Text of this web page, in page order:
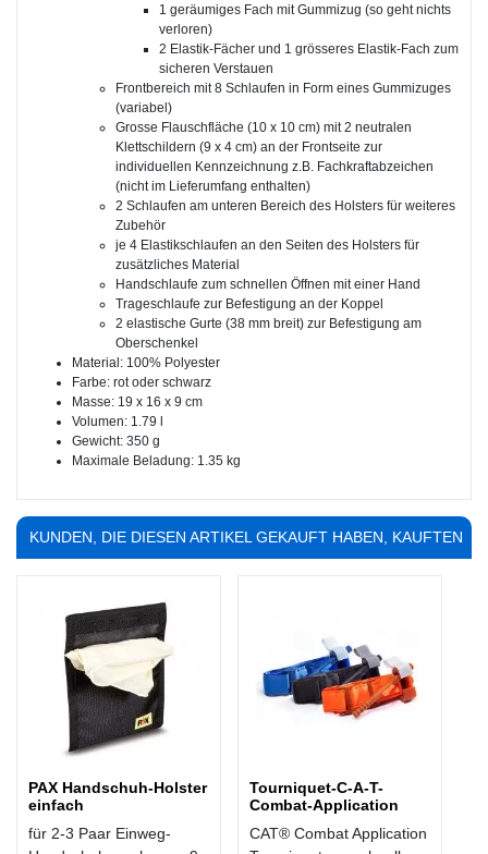
1 geräumiges Fach mit Gummizug (so geht nichts
verloren)
2 Elastik-Fächer und 1 grösseres Elastik-Fach zum
sicheren Verstauen
Frontbereich mit 8 Schlaufen in Form eines Gummizuges
(variabel)
Grosse Flauschfläche (10 x 10 cm) mit 2 neutralen
Klettschildern (9 x 4 cm) an der Frontseite zur
individuellen Kennzeichnung z.B. Fachkraftabzeichen
(nicht im Lieferumfang enthalten)
2 Schlaufen am unteren Bereich des Holsters für weiteres
Zubehör
je 4 Elastikschlaufen an den Seiten des Holsters für
zusätzliches Material
Handschlaufe zum schnellen Öffnen mit einer Hand
Trageschlaufe zur Befestigung an der Koppel
2 elastische Gurte (38 mm breit) zur Befestigung am
Oberschenkel
Material: 100% Polyester
Farbe: rot oder schwarz
Masse: 19 x 16 x 9 cm
Volumen: 1.79 l
Gewicht: 350 g
Maximale Beladung: 1.35 kg
KUNDEN, DIE DIESEN ARTIKEL GEKAUFT HABEN, KAUFTEN
PAX Handschuh-Holster
einfach
für 2-3 Paar Einweg-
Tourniquet-C-A-T-
Combat-Application
CAT® Combat Application